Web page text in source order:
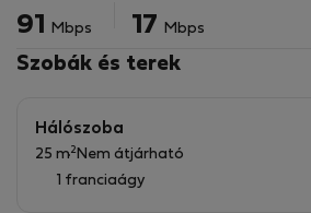
Ön gyalogos távolságra van a
91 Mbps 17 Mbps
Szobák és terek
Hálószoba
25 m2 Nem átjárható
1 franciaágy